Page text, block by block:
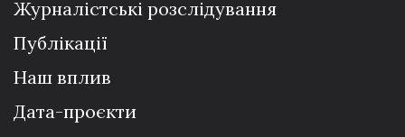
Журналістські розслідування
Публікації
Наш вплив
Дата-проєкти